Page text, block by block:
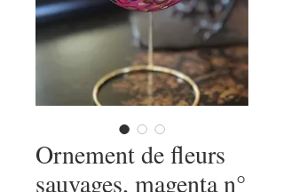
Ornement de fleurs
sauvages, magenta n°